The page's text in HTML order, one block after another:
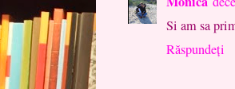
Si am sa
Răspundeți